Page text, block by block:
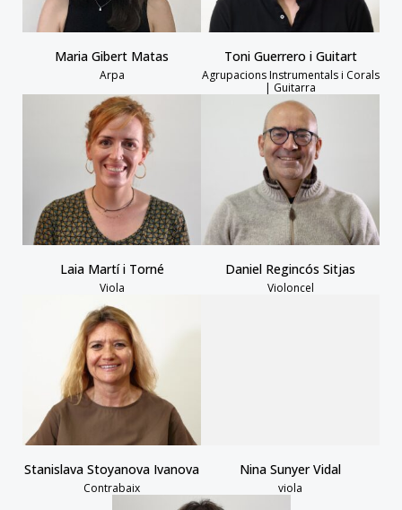
Maria Gibert Matas
Arpa
Toni Guerrero i Guitart
Agrupacions Instrumentals i Corals
| Guitarra
Laia Martí i Torné
Viola
Daniel Regincós Sitjas
Violoncel
Stanislava Stoyanova Ivanova
Contrabaix
Nina Sunyer Vidal
viola